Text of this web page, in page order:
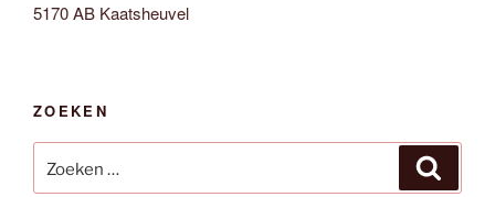
5170 AB Kaatsheuvel
ZOEKEN
naar: